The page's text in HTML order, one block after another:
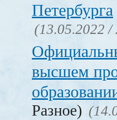
Петербурга
(13.05.2022 /
высшем
Разное)